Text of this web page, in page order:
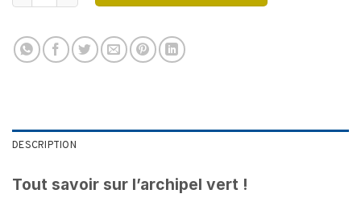
DESCRIPTION
Tout savoir sur l’archipel vert !